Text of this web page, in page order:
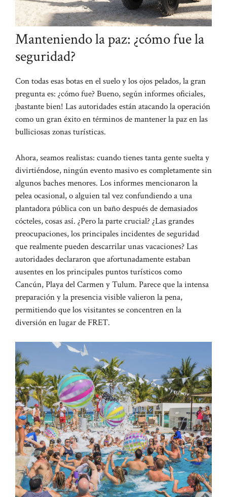
Manteniendo la paz: ¿cómo fue la
seguridad?
Con todas esas botas en el suelo y los ojos pelados, la gran
pregunta es: ¿cómo fue? Bueno, según informes oficiales,
¡bastante bien! Las autoridades están atacando la operación
como un gran éxito en términos de mantener la paz en las
bulliciosas zonas turísticas.
Ahora, seamos realistas: cuando tienes tanta gente suelta y
divirtiéndose, ningún evento masivo es completamente sin
algunos baches menores. Los informes mencionaron la
pelea ocasional, o alguien tal vez confundiendo a una
plantadora pública con un baño después de demasiados
cócteles, cosas así. ¿Pero la parte crucial? ¿Las grandes
preocupaciones, los principales incidentes de seguridad
que realmente pueden descarrilar unas vacaciones? Las
autoridades declararon que afortunadamente estaban
ausentes en los principales puntos turísticos como
Cancún, Playa del Carmen y Tulum. Parece que la intensa
preparación y la presencia visible valieron la pena,
permitiendo que los visitantes se concentren en la
diversión en lugar de FRET.